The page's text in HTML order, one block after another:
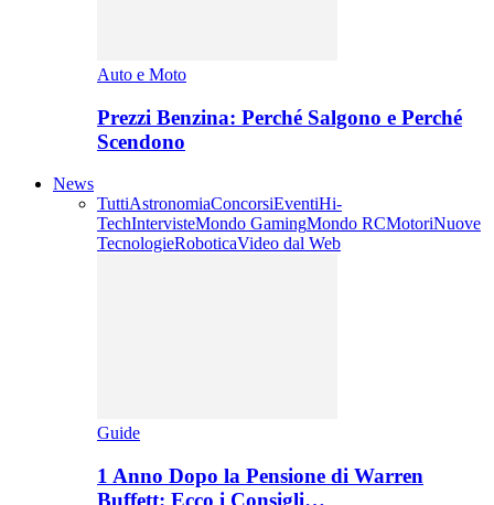
Auto e Moto
Prezzi Benzina: Perché Salgono e Perché
Scendono
News
TuttiAstronomiaConcorsiEventiHi-
TechIntervisteMondo GamingMondo RCMotoriNuove
TecnologieRoboticaVideo dal Web
Guide
1 Anno Dopo la Pensione di Warren
Buffett: Ecco i Consigli…